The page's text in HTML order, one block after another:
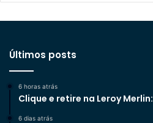
Últimos posts
6 horas atrás
Clique e retire na Leroy
6 dias atrás